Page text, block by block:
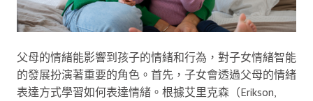
父母的情緒能影響到孩子的情緒和行為，對子女情緒智能
的發展扮演著重要的角色。首先，子女會透過父母的情緒
表達方式學習如何表達情緒。根據艾里克森（Erikson,